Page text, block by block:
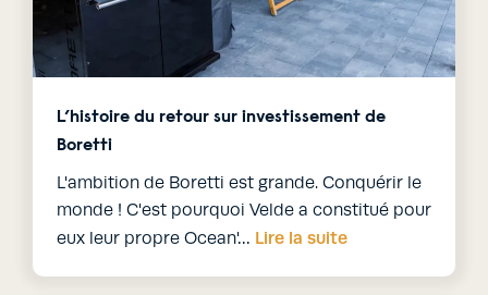
L’histoire du retour sur investissement de
Boretti
L'ambition de Boretti est grande. Conquérir le
monde ! C'est pourquoi Velde a constitué pour
eux leur propre Ocean'… Lire la suite